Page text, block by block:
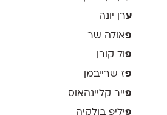
ערן יונה
פאולה שר
פול קורן
פז שרייבמן
פייר קליינהאוס
פיליפ בולקיה